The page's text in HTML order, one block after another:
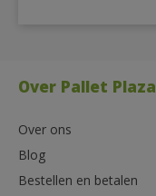
Over Pallet Plaza
Over ons
Blog
Bestellen en betalen